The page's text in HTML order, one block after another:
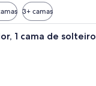
3+ camas
Quarto com
1 cama de